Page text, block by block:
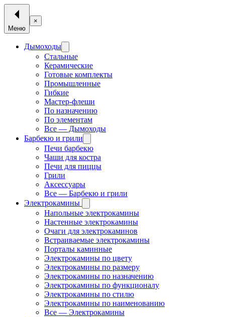
Меню
×
Дымоходы
Стальные
Керамические
Готовые комплекты
Промышленные
Гибкие
Мастер-флеши
По назначению
По элементам
Все — Дымоходы
Барбекю и грили
Печи барбекю
Чаши для костра
Печи для пиццы
Грили
Аксессуары
Все — Барбекю и грили
Электрокамины
Напольные электрокамины
Настенные электрокамины
Очаги для электрокаминов
Встраиваемые электрокамины
Порталы каминные
Электрокамины по цвету
Электрокамины по размеру
Электрокамины по назначению
Электрокамины по функционалу
Электрокамины по стилю
Электрокамины по наименованию
Все — Электрокамины